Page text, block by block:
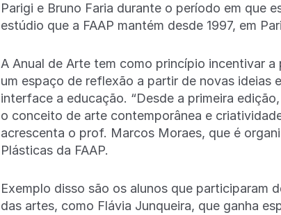
Parigi e Bruno Faria durante o período em que
estúdio que a FAAP mantém desde 1997, em
A Anual de Arte tem como princípio incentivar
um espaço de reflexão a partir de novas
interface a educação. “Desde a primeira
o conceito de arte contemporânea e
acrescenta o prof. Marcos Moraes, que é
Plásticas da FAAP.
Exemplo disso são os alunos que participaram
das artes, como Flávia Junqueira, que ganha